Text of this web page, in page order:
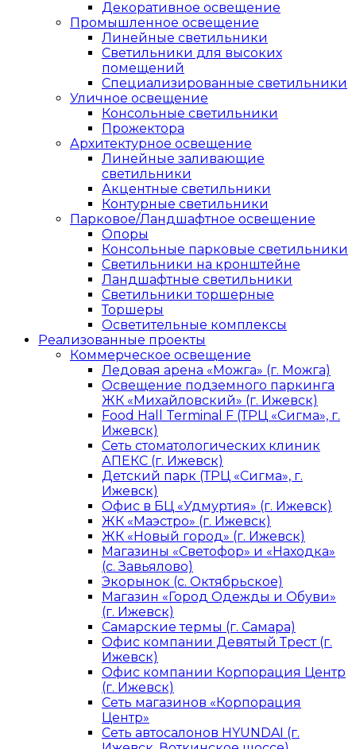
Декоративное освещение
Промышленное освещение
Линейные светильники
Светильники для высоких
помещений
Специализированные светильники
Уличное освещение
Консольные светильники
Прожектора
Архитектурное освещение
Линейные заливающие
светильники
Акцентные светильники
Контурные светильники
Парковое/Ландшафтное освещение
Опоры
Консольные парковые светильники
Светильники на кронштейне
Ландшафтные светильники
Светильники торшерные
Торшеры
Осветительные комплексы
Реализованные проекты
Коммерческое освещение
Ледовая арена «Можга» (г. Можга)
Освещение подземного паркинга
ЖК «Михайловский» (г. Ижевск)
Food Hall Terminal F (ТРЦ «Сигма», г.
Ижевск)
Сеть стоматологических клиник
АПЕКС (г. Ижевск)
Детский парк (ТРЦ «Сигма», г.
Ижевск)
Офис в БЦ «Удмуртия» (г. Ижевск)
ЖК «Маэстро» (г. Ижевск)
ЖК «Новый город» (г. Ижевск)
Магазины «Светофор» и «Находка»
(с. Завьялово)
Экорынок (с. Октябрьское)
Магазин «Город Одежды и Обуви»
(г. Ижевск)
Самарские термы (г. Самара)
Офис компании Девятый Трест (г.
Ижевск)
Офис компании Корпорация Центр
(г. Ижевск)
Сеть магазинов «Корпорация
Центр»
Сеть автосалонов HYUNDAI (г.